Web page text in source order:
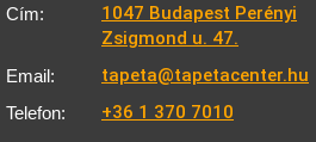
Cím:
1047 Budapest Perényi
Zsigmond u. 47.
Email: tapeta@tapetacenter.hu
Telefon: +36 1 370 7010